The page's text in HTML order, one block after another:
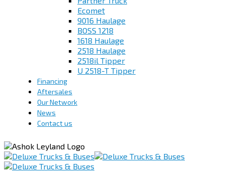
Ecomet
9016 Haulage
BOSS 1218
1618 Haulage
2518 Haulage
2518il Tipper
U 2518-T Tipper
Financing
Aftersales
Our Network
News
Contact us